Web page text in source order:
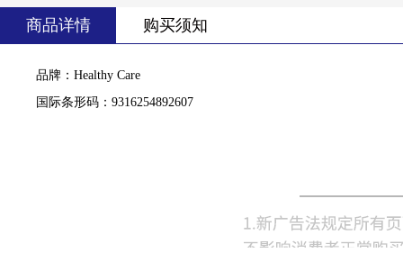
商品详情 购买须知
品牌：Healthy Care
国际条形码：9316254892607